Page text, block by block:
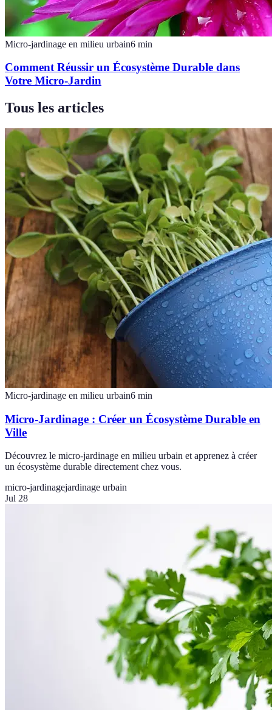
Micro-jardinage en milieu urbain6 min
Comment Réussir un Écosystème Durable dans
Votre Micro-Jardin
Tous les articles
Micro-jardinage en milieu urbain6 min
Micro-Jardinage : Créer un Écosystème Durable en
Ville
Découvrez le micro-jardinage en milieu urbain et apprenez à créer
un écosystème durable directement chez vous.
micro-jardinagejardinage urbain
Jul 28